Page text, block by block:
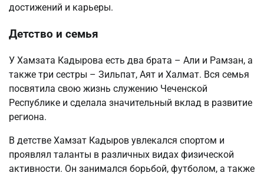
достижений и карьеры.
Детство и семья
У Хамзата Кадырова есть два брата – Али и Рамзан, а
также три сестры – Зильпат, Аят и Халмат. Вся семья
посвятила свою жизнь служению Чеченской
Республике и сделала значительный вклад в развитие
региона.
В детстве Хамзат Кадыров увлекался спортом и
проявлял таланты в различных видах физической
активности. Он занимался борьбой, футболом, а также